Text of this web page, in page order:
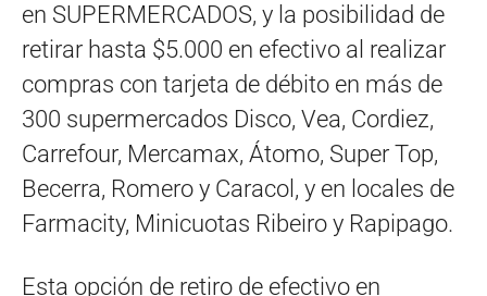
en SUPERMERCADOS, y la posibilidad de
retirar hasta $5.000 en efectivo al realizar
compras con tarjeta de débito en más de
300 supermercados Disco, Vea, Cordiez,
Carrefour, Mercamax, Átomo, Super Top,
Becerra, Romero y Caracol, y en locales de
Farmacity, Minicuotas Ribeiro y Rapipago.
Esta opción de retiro de efectivo en